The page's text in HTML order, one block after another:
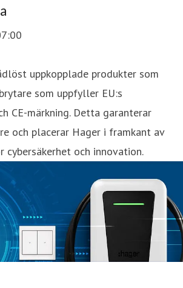
uppkopplade produkter som
som uppfyller EU:s
CE-märkning. Detta garanterar
och placerar Hager i framkant av
cybersäkerhet och innovation.